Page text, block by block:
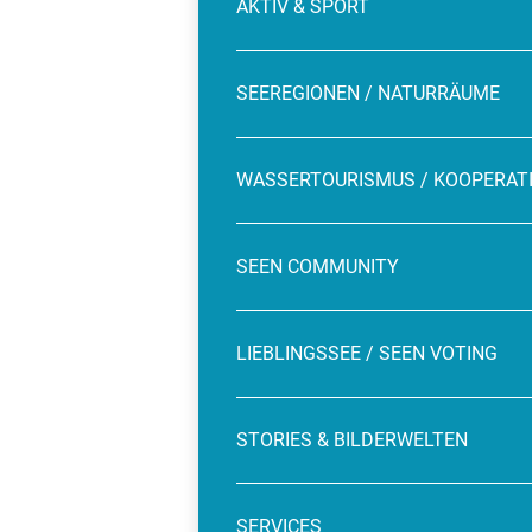
AKTIV & SPORT
SEEREGIONEN / NATURRÄUME
WASSERTOURISMUS /
SEEN COMMUNITY
LIEBLINGSSEE / SEEN VOTING
STORIES & BILDERWELTEN
SERVICES